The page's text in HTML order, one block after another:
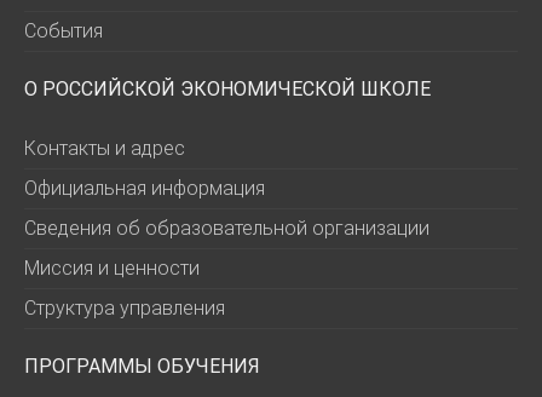
События
О РОССИЙСКОЙ ЭКОНОМИЧЕСКОЙ ШКОЛЕ
Контакты и адрес
Официальная информация
Сведения об образовательной организации
Миссия и ценности
Структура управления
ПРОГРАММЫ ОБУЧЕНИЯ